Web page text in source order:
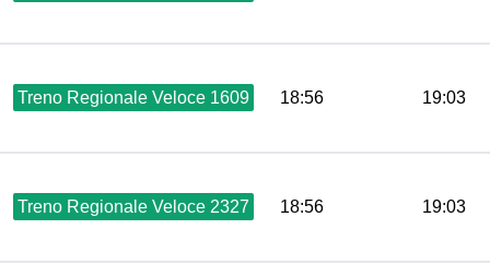
Treno Regionale Veloce 1609 18:56 19:03
Treno Regionale Veloce 2327 18:56 19:03